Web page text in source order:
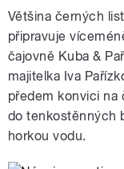
Většina černých
připravuje
čajovně Kuba &
majitelka Iva
předem konvici na
do tenkostěnných
horkou vodu.